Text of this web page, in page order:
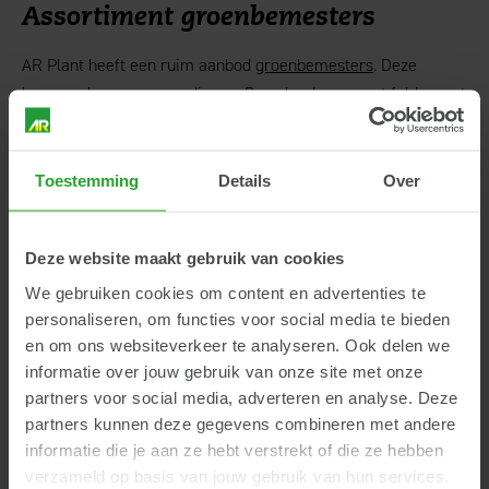
Toestemming Details Over
Deze website maakt gebruik van cookies
We gebruiken cookies om content en advertenties te
personaliseren, om functies voor social media te bieden
en om ons websiteverkeer te analyseren. Ook delen we
informatie over jouw gebruik van onze site met onze
partners voor social media, adverteren en analyse. Deze
partners kunnen deze gegevens combineren met andere
informatie die je aan ze hebt verstrekt of die ze hebben
verzameld op basis van jouw gebruik van hun services.
Assortiment groenbemesters
AR Plant heeft een ruim aanbod groenbemesters. Deze
kunnen als vanggewas dienen. Downloadonze met folder met
handig keuzeschema
of neem contact op met onze adviseurs
Actuele regelgeving
Regelgeving of de uitleg van RVO kan wijzigen. Informeer
daarom altijd naar de meest recente informatie.
Meer weten?
Wil je weten wat de mogelijkheden zijn binnen jouw bedrijf?
Stuur een mail naarinfo@ar-bedrijfsontwikkeling.nlof neem
rechtstreeks contact op met een van onzespecialisten.